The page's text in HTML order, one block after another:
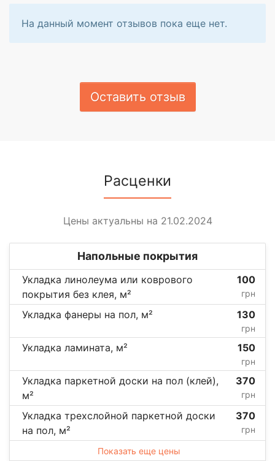
На данный момент отзывов пока еще нет.
Оставить отзыв
Расценки
Цены актуальны на 21.02.2024
Напольные покрытия
Укладка линолеума или коврового
покрытия без клея, м²
100
грн
Укладка фанеры на пол, м² 130
грн
Укладка ламината, м² 150
грн
Укладка паркетной доски на пол (клей),
м²
370
грн
Укладка трехслойной паркетной доски
на пол, м²
370
грн
Показать еще цены